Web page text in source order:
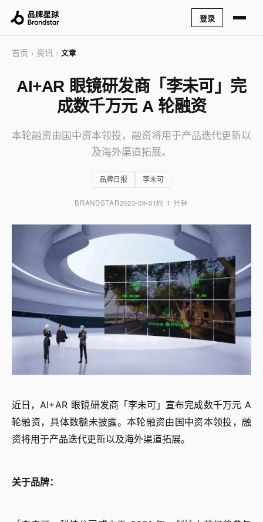
登录
首页 › 资讯 › 文章
AI+AR 眼镜研发商「李未可」完
成数千万元 A 轮融资
本轮融资由国中资本领投，融资将用于产品迭代更新以
及海外渠道拓展。
品牌日报 李未可
BRANDSTAR2023-08-01约 1 分钟
近日，AI+AR 眼镜研发商「李未可」宣布完成数千万元 A
轮融资，具体数额未披露。本轮融资由国中资本领投，融
资将用于产品迭代更新以及海外渠道拓展。
关于品牌：